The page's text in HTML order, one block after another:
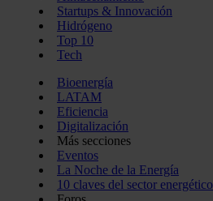
Startups & Innovación
Hidrógeno
Top 10
Tech
Bioenergía
LATAM
Eficiencia
Digitalización
Más secciones
Eventos
La Noche de la Energía
10 claves del sector energético